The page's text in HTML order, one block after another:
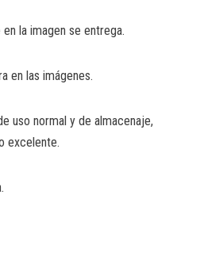
la imagen se entrega.
en las imágenes.
uso normal y de almacenaje,
excelente.